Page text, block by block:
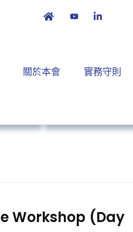
關於本會 實務守則
Workshop (Day